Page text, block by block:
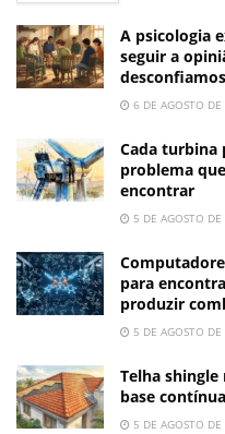
A psicologia
seguir a
6 DE AGOSTO
Cada turbina
problema
encontrar
5 DE AGOSTO
para
produzir
5 DE AGOSTO
Telha shingle
base
5 DE AGOSTO